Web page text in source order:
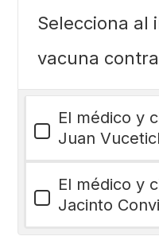
Selecciona al
vacuna
El médico y
Juan
El médico y
Jacinto